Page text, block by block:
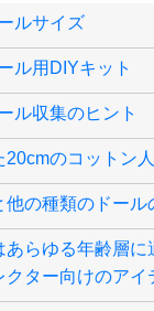
ルサイズ
ル用DIYキット
ル収集のヒント
20cmのコットン
他の種類のドー
らゆる年齢層に
クター向けのアイ